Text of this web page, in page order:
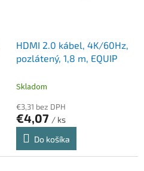
HDMI 2.0 kábel, 4K/60Hz,
pozlátený, 1,8 m, EQUIP
Skladom
€3,31 bez DPH
€4,07 / ks
Do košíka